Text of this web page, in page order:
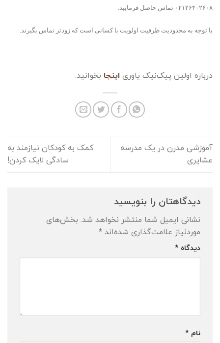
۰۲۱۲۶۴۰۲۶۰۸ تماس حاصل فرمایید.
با توجه به محدودیت ظرفیت اولویت با کسانی است که زودتر تماس بگیرند.
درباره اولین پیک‌نیک یاوری اینجا بخوانید.
آموزشی مدرن در یک مدرسه
عشایری
کمک به کودکان نیازمند به
سادگی لایک کردن!
دیدگاهتان را بنویسید
نشانی ایمیل شما منتشر نخواهد شد. بخش‌های
موردنیاز علامت‌گذاری شده‌اند *
دیدگاه *
نام *